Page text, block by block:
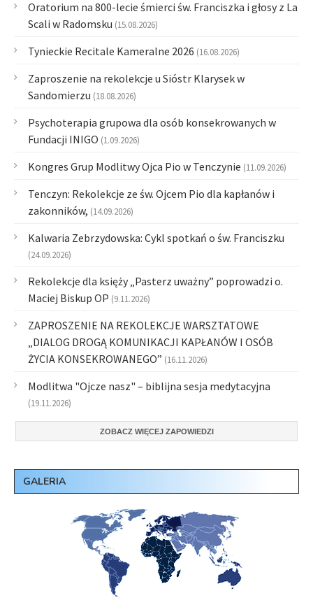
Oratorium na 800-lecie śmierci św. Franciszka i głosy z La
Scali w Radomsku (15.08.2026)
Tynieckie Recitale Kameralne 2026 (16.08.2026)
Zaproszenie na rekolekcje u Sióstr Klarysek w
Sandomierzu (18.08.2026)
Psychoterapia grupowa dla osób konsekrowanych w
Fundacji INIGO (1.09.2026)
Kongres Grup Modlitwy Ojca Pio w Tenczynie (11.09.2026)
Tenczyn: Rekolekcje ze św. Ojcem Pio dla kapłanów i
zakonników, (14.09.2026)
Kalwaria Zebrzydowska: Cykl spotkań o św. Franciszku
(24.09.2026)
Rekolekcje dla księży „Pasterz uważny” poprowadzi o.
Maciej Biskup OP (9.11.2026)
ZAPROSZENIE NA REKOLEKCJE WARSZTATOWE
„DIALOG DROGĄ KOMUNIKACJI KAPŁANÓW I OSÓB
ŻYCIA KONSEKROWANEGO” (16.11.2026)
Modlitwa "Ojcze nasz" – biblijna sesja medytacyjna
(19.11.2026)
ZOBACZ WIĘCEJ ZAPOWIEDZI
GALERIA